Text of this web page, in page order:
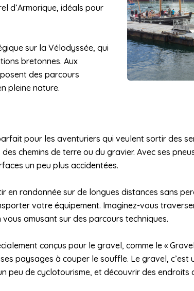
d’Armorique, idéals pour
sur la Vélodyssée, qui
bretonnes. Aux
des parcours
pleine nature.
pour les aventuriers qui veulent sortir des
chemins de terre ou du gravier. Avec ses
un peu plus accidentées.
en randonnée sur de longues distances sans
votre équipement. Imaginez-vous
amusant sur des parcours techniques.
conçus pour le gravel, comme le «
paysages à couper le souffle. Le gravel,
peu de cyclotourisme, et découvrir des